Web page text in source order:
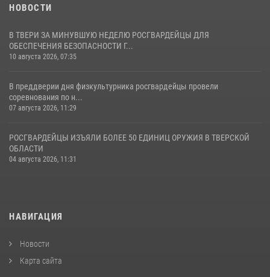
НОВОСТИ
В ТВЕРИ ЗА МИНУВШУЮ НЕДЕЛЮ РОСГВАРДЕЙЦЫ ДЛЯ
ОБЕСПЕЧЕНИЯ БЕЗОПАСНОСТИ Г...
10 августа 2026, 07:35
В преддверии дня физкультурника росгвардейцы провели
соревнования по н...
07 августа 2026, 11:29
РОСГВАРДЕЙЦЫ ИЗЪЯЛИ БОЛЕЕ 50 ЕДИНИЦ ОРУЖИЯ В ТВЕРСКОЙ
ОБЛАСТИ
04 августа 2026, 11:31
НАВИГАЦИЯ
Новости
Карта сайта